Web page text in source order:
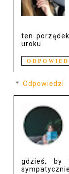
ten
uroku.
Odpowiedzi
gdzieś, by